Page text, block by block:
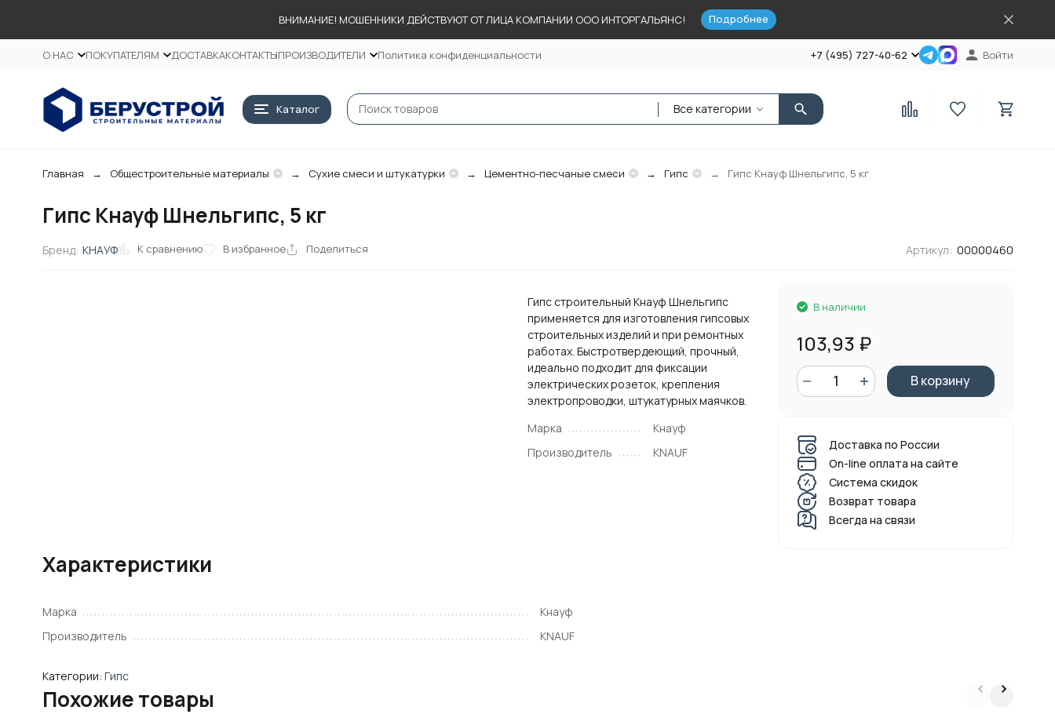
ВНИМАНИЕ! МОШЕННИКИ ДЕЙСТВУЮТ ОТ ЛИЦА КОМПАНИИ ООО ИНТОРГАЛЬЯНС! Подробнее
О НАС ПОКУПАТЕЛЯМ ДОСТАВКАКОНТАКТЫПРОИЗВОДИТЕЛИ Политика конфиденциальности +7 (495) 727-40-62 Войти
Каталог Все категории
Главная Общестроительные материалы Сухие смеси и штукатурки Цементно-песчаные смеси Гипс Гипс Кнауф Шнельгипс, 5 кг
Гипс Кнауф Шнельгипс, 5 кг
Бренд: КНАУФ К сравнению В избранное Поделиться Артикул: 00000460
Гипс строительный Кнауф Шнельгипс
применяется для изготовления гипсовых
строительных изделий и при ремонтных
работах. Быстротвердеющий, прочный,
идеально подходит для фиксации
электрических розеток, крепления
электропроводки, штукатурных маячков.
Марка
Кнауф
Производитель
KNAUF
В наличии
103,93 ₽
В корзину
Доставка по России
On-line оплата на сайте
Система скидок
Возврат товара
Всегда на связи
Характеристики
Марка
Кнауф
Производитель
KNAUF
Категории: Гипс
Похожие товары